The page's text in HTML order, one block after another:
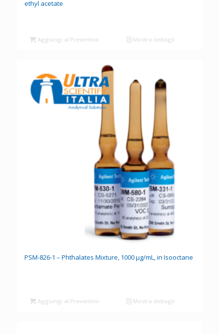
ethyl acetate
Aggiungi al Preventivo Mostra dettagli
PSM-826-1 – Phthalates Mixture, 1000 µg/mL, in Isooctane
Aggiungi al Preventivo Mostra dettagli